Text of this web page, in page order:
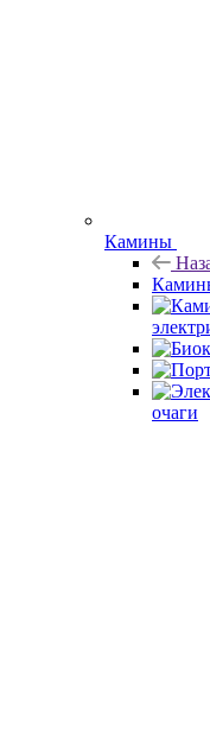
Камины
очаги